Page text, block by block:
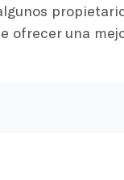
ofrecer una